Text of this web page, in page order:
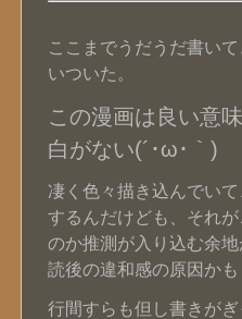
ここまでうだうだ書い
いついた。
この漫画は良い意
白がない(´･ω･｀)
凄く色々描き込んでい
するんだけども、それ
のか推測が入り込む余
読後の違和感の原因かも
行間すらも但し書きが